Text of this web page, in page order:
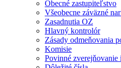
Obecné zastupiteľstvo
Všeobecne záväzné
Zasadnutia OZ
Hlavný kontrolór
Zásady odmeňovania
Komisie
Povinné zverejňovanie